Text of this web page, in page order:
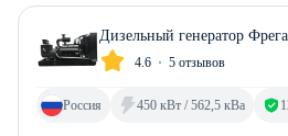
Дизельный генератор
4.6 5 отзывов
Россия 450 кВт / 562,5 кВа